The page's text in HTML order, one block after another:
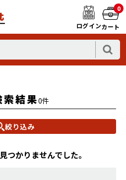
ログイン
0
カート
索結果0件
絞り込み
つかりませんでした。